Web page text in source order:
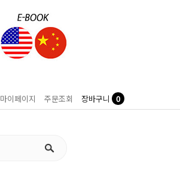
마이페이지 주문조회 장바구니 0